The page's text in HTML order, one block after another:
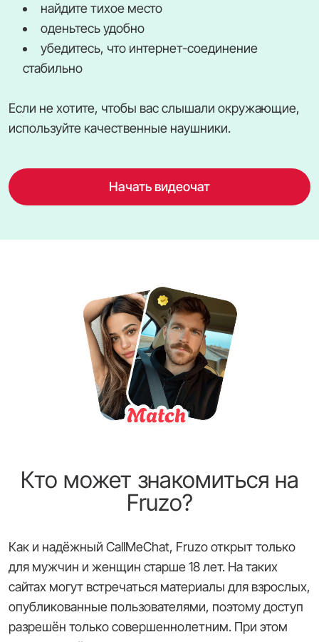
найдите тихое место
оденьтесь удобно
убедитесь, что интернет-соединение
стабильно
Если не хотите, чтобы вас слышали окружающие,
используйте качественные наушники.
Начать видеочат
Кто может знакомиться на
Fruzo?
Как и надёжный CallMeChat, Fruzo открыт только
для мужчин и женщин старше 18 лет. На таких
сайтах могут встречаться материалы для взрослых,
опубликованные пользователями, поэтому доступ
разрешён только совершеннолетним. При этом